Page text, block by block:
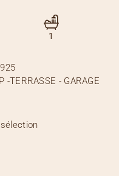
1
-TERRASSE - GARAGE